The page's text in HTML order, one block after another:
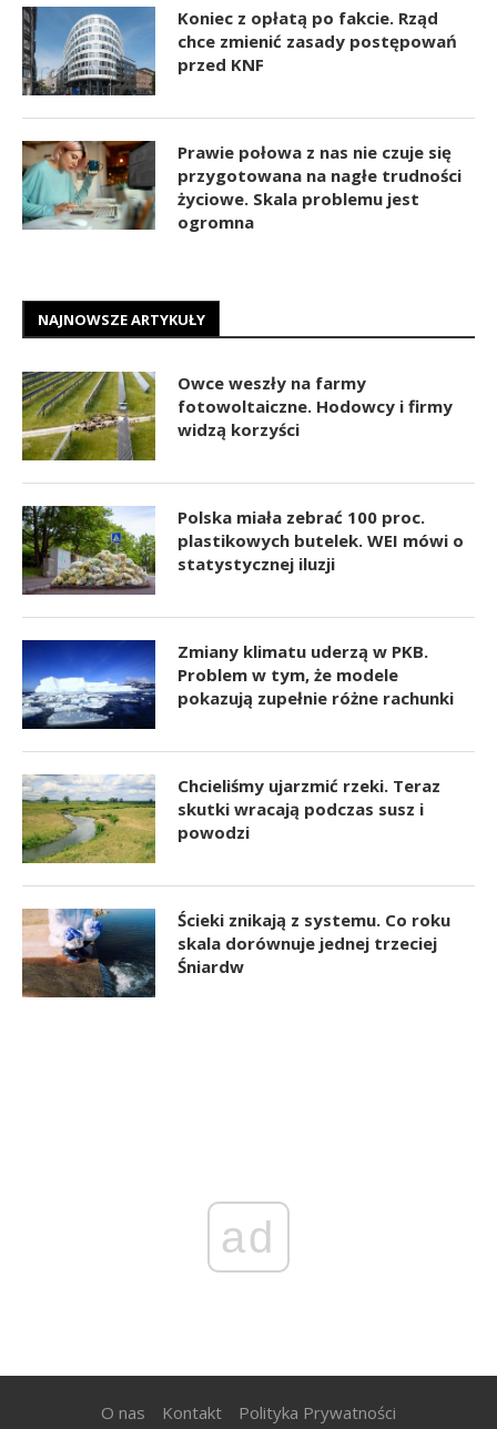
Koniec z opłatą po fakcie. Rząd
chce zmienić zasady postępowań
przed KNF
Prawie połowa z nas nie czuje się
przygotowana na nagłe trudności
życiowe. Skala problemu jest
ogromna
NAJNOWSZE ARTYKUŁY
Owce weszły na farmy
fotowoltaiczne. Hodowcy i firmy
widzą korzyści
Polska miała zebrać 100 proc.
plastikowych butelek. WEI mówi o
statystycznej iluzji
Zmiany klimatu uderzą w PKB.
Problem w tym, że modele
pokazują zupełnie różne rachunki
Chcieliśmy ujarzmić rzeki. Teraz
skutki wracają podczas susz i
powodzi
Ścieki znikają z systemu. Co roku
skala dorównuje jednej trzeciej
Śniardw
ad
O nas Kontakt Polityka Prywatności